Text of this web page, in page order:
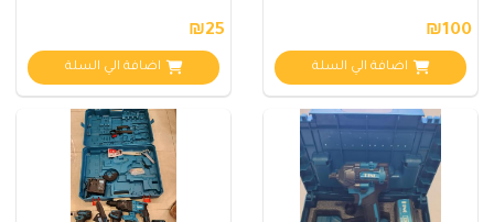
₪100
اضافة الي السلة
₪25
اضافة الي السلة